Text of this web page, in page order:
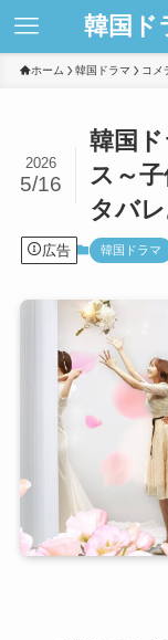
韓国ド
ホーム 韓国ドラマ コメ
韓国
ス～
タバ
2026
5/16
広告 韓国ドラマ